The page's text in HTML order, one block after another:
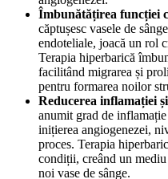
Îmbunătățirea funcției
căptușesc vasele de
endoteliale, joacă un rol
Terapia hiperbarică
facilitând migrarea și
pentru formarea noilor
Reducerea inflamației
anumit grad de
inițierea angiogenezei,
proces. Terapia
condiții, creând un
noi vase de sânge.